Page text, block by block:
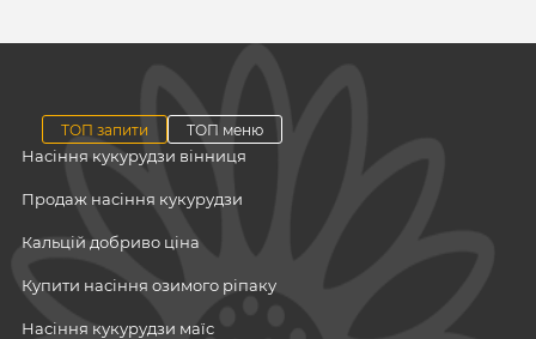
ТОП запити ТОП меню
Насіння кукурудзи вінниця
Продаж насіння кукурудзи
Кальцій добриво ціна
Купити насіння озимого ріпаку
Насіння кукурудзи маїс